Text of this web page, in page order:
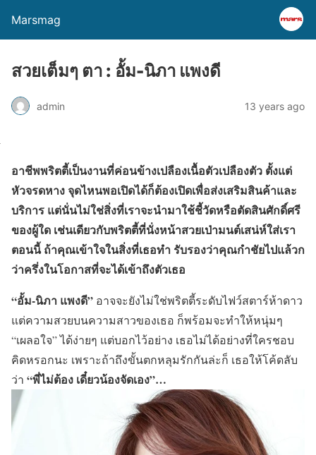
Marsmag
สวยเต็มๆ ตา : อั้ม-นิภา แพงดี
admin 13 years ago
อาชีพพริตตี้เป็นงานที่ค่อนข้างเปลืองเนื้อตัวเปลืองตัว ตั้งแต่
หัวจรดหาง จุดไหนพอเปิดได้ก็ต้องเปิดเพื่อส่งเสริมสินค้าและ
บริการ แต่นั่นไม่ใช่สิ่งที่เราจะนำมาใช้ชี้วัดหรือตัดสินศักดิ์ศรี
ของผู้ใด เช่นเดียวกับพริตตี้ที่นั่งหน้าสวยเป่ามนต์เสน่ห์ใส่เรา
ตอนนี้ ถ้าคุณเข้าใจในสิ่งที่เธอทำ รับรองว่าคุณกำชัยไปแล้วก
ว่าครึ่งในโอกาสที่จะได้เข้าถึงตัวเธอ
“อั้ม-นิภา แพงดี” อาจจะยังไม่ใช่พริตตี้ระดับไฟว์สตาร์ห้าดาว
แต่ความสวยบนความสาวของเธอ ก็พร้อมจะทำให้หนุ่มๆ
“เผลอใจ” ได้ง่ายๆ แต่บอกไว้อย่าง เธอไม่ได้อย่างที่ใครชอบ
คิดหรอกนะ เพราะถ้าถึงขั้นตกหลุมรักกันล่ะก็ เธอให้โค้ดลับ
ว่า “พี่ไม่ต้อง เดี๋ยวน้องจัดเอง”…